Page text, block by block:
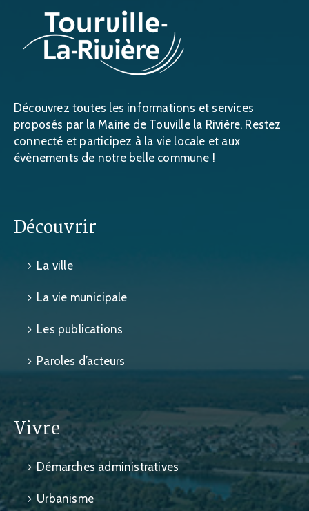
Découvrez toutes les informations et services
proposés par la Mairie de Touville la Rivière. Restez
connecté et participez à la vie locale et aux
évènements de notre belle commune !
Découvrir
La ville
La vie municipale
Les publications
Paroles d’acteurs
Vivre
Démarches administratives
Urbanisme